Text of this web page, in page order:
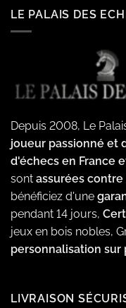
LE PALAIS DES
Depuis 2008, Le
joueur passionné et
d'échecs en France
sont assurées contre
bénéficiez d'une
pendant 14 jours,
jeux en bois nobles,
personnalisation sur
LIVRAISON